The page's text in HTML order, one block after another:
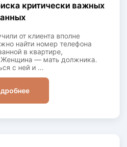
критически важных
от клиента вполне
найти номер телефона
в квартире,
Женщина — мать должника.
с ней и ...